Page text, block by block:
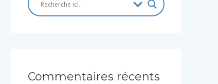
Commentaires récents